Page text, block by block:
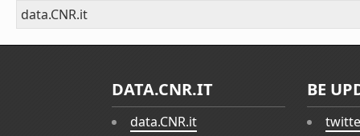
data.CNR.it
DATA.CNR.IT
data.CNR.it
BE